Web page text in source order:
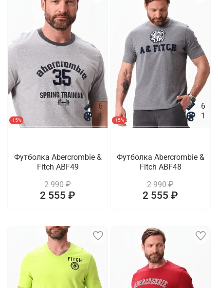
-15%
6
1
Футболка Abercrombie &
Fitch ABF49
2 990 ₽
2 555 ₽
-15%
6
1
Футболка Abercrombie &
Fitch ABF48
2 990 ₽
2 555 ₽